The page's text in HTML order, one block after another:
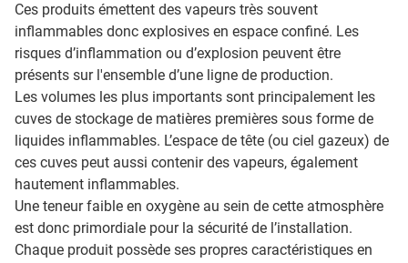
Ces produits émettent des vapeurs très souvent
inflammables donc explosives en espace confiné. Les
risques d’inflammation ou d’explosion peuvent être
présents sur l'ensemble d’une ligne de production.
Les volumes les plus importants sont principalement les
cuves de stockage de matières premières sous forme de
liquides inflammables. L’espace de tête (ou ciel gazeux) de
ces cuves peut aussi contenir des vapeurs, également
hautement inflammables.
Une teneur faible en oxygène au sein de cette atmosphère
est donc primordiale pour la sécurité de l’installation.
Chaque produit possède ses propres caractéristiques en